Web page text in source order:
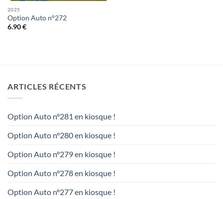
2025
Option Auto n°272
6.90€
ARTICLES RÉCENTS
Option Auto n°281 en kiosque !
Option Auto n°280 en kiosque !
Option Auto n°279 en kiosque !
Option Auto n°278 en kiosque !
Option Auto n°277 en kiosque !